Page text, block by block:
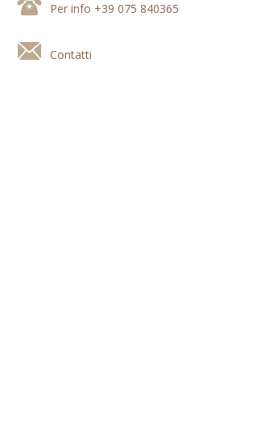
Per info +39 075 840365
Contatti